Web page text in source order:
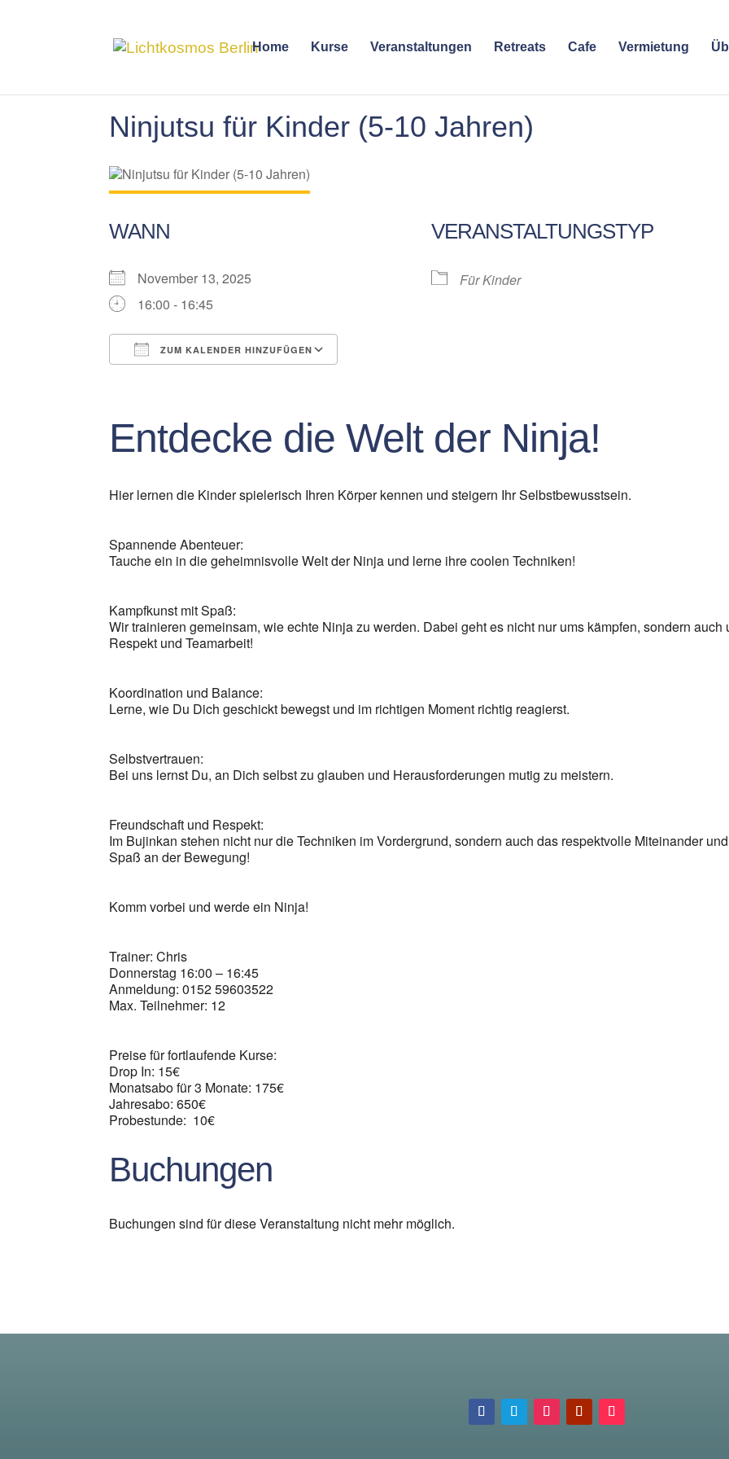
Home Kurse Veranstaltungen Retreats Cafe Vermietung
Ninjutsu für Kinder (5-10 Jahren)
WANN
November 13, 2025
16:00 - 16:45
ZUM KALENDER HINZUFÜGEN
VERANSTALTUNGSTYP
Für Kinder
Entdecke die Welt der Ninja!
Hier lernen die Kinder spielerisch Ihren Körper kennen und steigern Ihr Selbstbewusstsein.
Spannende Abenteuer:
Tauche ein in die geheimnisvolle Welt der Ninja und lerne ihre coolen Techniken!
Kampfkunst mit Spaß:
Wir trainieren gemeinsam, wie echte Ninja zu werden. Dabei geht es nicht nur ums kämpfen, sondern auch
Respekt und Teamarbeit!
Koordination und Balance:
Lerne, wie Du Dich geschickt bewegst und im richtigen Moment richtig reagierst.
Selbstvertrauen:
Bei uns lernst Du, an Dich selbst zu glauben und Herausforderungen mutig zu meistern.
Freundschaft und Respekt:
Im Bujinkan stehen nicht nur die Techniken im Vordergrund, sondern auch das respektvolle Miteinander
Spaß an der Bewegung!
Komm vorbei und werde ein Ninja!
Trainer: Chris
Donnerstag 16:00 – 16:45
Anmeldung: 0152 59603522
Max. Teilnehmer: 12
Preise für fortlaufende Kurse:
Drop In: 15€
Monatsabo für 3 Monate: 175€
Jahresabo: 650€
Probestunde: 10€
Buchungen
Buchungen sind für diese Veranstaltung nicht mehr möglich.